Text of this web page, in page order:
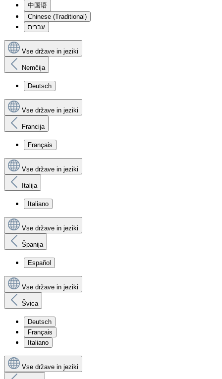
中国语
Chinese (Traditional)
עִברִית
Vse države in jeziki
Nemčija
Deutsch
Vse države in jeziki
Francija
Français
Vse države in jeziki
Italija
Italiano
Vse države in jeziki
Španija
Español
Vse države in jeziki
Švica
Deutsch
Français
Italiano
Vse države in jeziki